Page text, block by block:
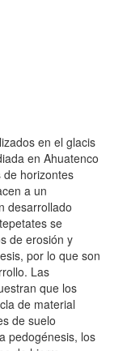
en el glacis
en Ahuatenco
de horizontes
a un
desarrollado
se
de erosión y
por lo que son
Las
que los
de material
de suelo
pedogénesis, los